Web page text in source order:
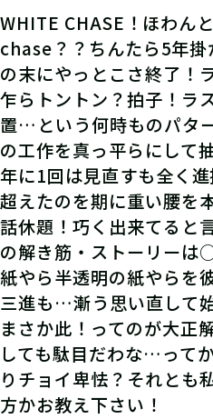
WHITE CHASE！ほわん
chase？？ちんたら5年
の末にやっとこさ終了！
乍らトントン？拍子！
置…という何時ものパタ
の工作を真っ平らにして
年に1回は見直すも全く
超えたのを期に重い腰を
話休題！巧く出来てると
の解き筋・ストーリーは
紙やら半透明の紙やらを
三進も…漸う思い直して
まさか此！ってのが大正
しても駄目だわな…って
りチョイ卑怯？それとも
方かお教え下さい！